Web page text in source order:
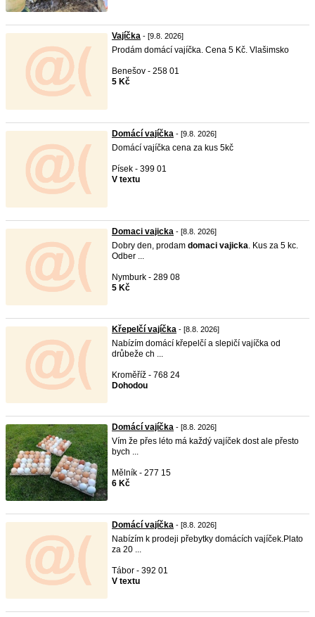
Vajíčka - [9.8. 2026]
Prodám domácí vajíčka. Cena 5 Kč. Vlašimsko
Benešov - 258 01
5 Kč
Domácí vajíčka - [9.8. 2026]
Domácí vajíčka cena za kus 5kč
Písek - 399 01
V textu
Domaci vajicka - [8.8. 2026]
Dobry den, prodam domaci vajicka. Kus za 5 kc.
Odber ...
Nymburk - 289 08
5 Kč
Křepelčí vajíčka - [8.8. 2026]
Nabízím domácí křepelčí a slepičí vajíčka od
drůbeže ch ...
Kroměříž - 768 24
Dohodou
Domácí vajíčka - [8.8. 2026]
Vím že přes léto má každý vajíček dost ale přesto
bych ...
Mělník - 277 15
6 Kč
Domácí vajíčka - [8.8. 2026]
Nabízím k prodeji přebytky domácích vajíček.Plato
za 20 ...
Tábor - 392 01
V textu